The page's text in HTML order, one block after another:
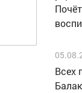
Всех